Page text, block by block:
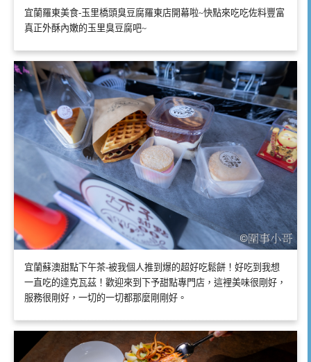
宜蘭羅東美食-玉里橋頭臭豆腐羅東店開幕啦~快點來吃吃佐料豐富
真正外酥內嫩的玉里臭豆腐吧~
宜蘭蘇澳甜點下午茶-被我個人推到爆的超好吃鬆餅！好吃到我想
一直吃的達克瓦茲！歡迎來到下予甜點專門店，這裡美味很剛好，
服務很剛好，一切的一切都那麼剛剛好。